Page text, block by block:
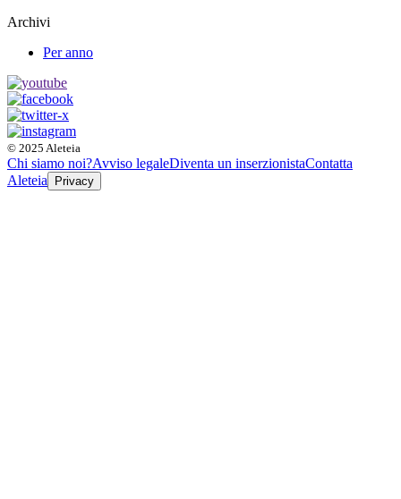
Archivi
Per anno
© 2025 Aleteia
Chi siamo noi?Avviso legaleDiventa un inserzionistaContatta
Aleteia
Privacy